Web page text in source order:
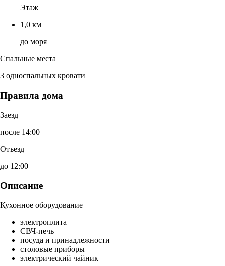
Этаж
1,0 км
до моря
Спальные места
3 односпальных кровати
Правила дома
Заезд
после 14:00
Отъезд
до 12:00
Описание
Кухонное оборудование
электроплита
СВЧ-печь
посуда и принадлежности
столовые приборы
электрический чайник